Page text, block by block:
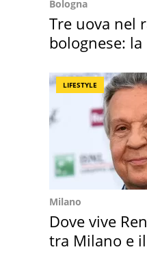
Bologna
Tre uova nel
bolognese:
LIFESTYLE
Milano
Dove vive
tra Milano e